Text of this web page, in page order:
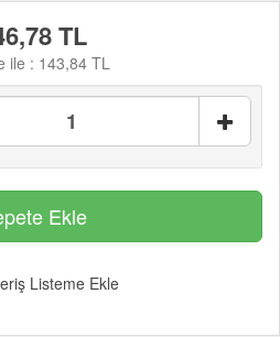
TL
ile : 143,84 TL
Listeme Ekle